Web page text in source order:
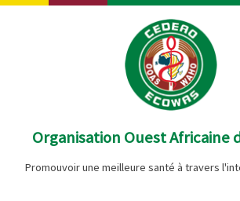
Aller
Organisation Ouest Africaine
Promouvoir une meilleure santé à travers